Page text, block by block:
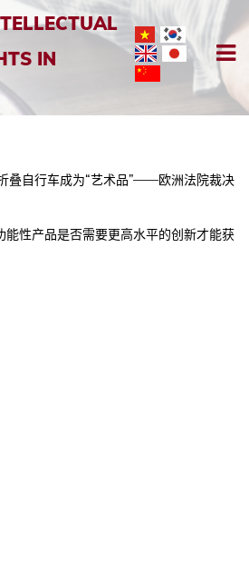
IN
自行车成为“艺术品”——欧洲法院裁决
能性产品是否需要更高水平的创新才能获